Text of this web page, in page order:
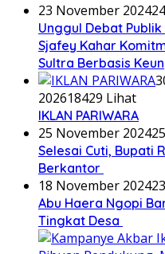
23 November 2024
Unggul Debat
Sjafey Kahar
Sultra Berbasis
202618429 Lihat
IKLAN PARIWARA
25 November 2024
Selesai Cuti, Bupati
Berkantor
18 November 2024
Abu Haera Ngopi
Tingkat Desa